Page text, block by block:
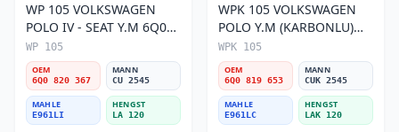
WP 105 VOLKSWAGEN
POLO IV - SEAT Y.M 6Q0
820 367 Polen Filtresi
WP 105
OEM
6Q0 820 367
MANN
CU 2545
MAHLE
E961LI
HENGST
LA 120
WPK 105 VOLKSWAGEN
POLO Y.M (KARBONLU)
6Q0 819 653 Polen Filtresi
WPK 105
OEM
6Q0 819 653
MANN
CUK 2545
MAHLE
E961LC
HENGST
LAK 120